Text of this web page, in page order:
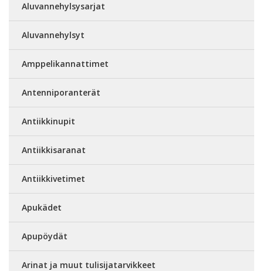
Aluvannehylsysarjat
Aluvannehylsyt
Amppelikannattimet
Antenniporanterät
Antiikkinupit
Antiikkisaranat
Antiikkivetimet
Apukädet
Apupöydät
Arinat ja muut tulisijatarvikkeet